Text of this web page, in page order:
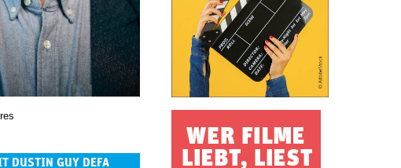
DUSTIN GUY DEFA